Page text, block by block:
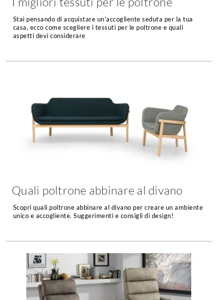
Letti Contenitore
Letti a Scomparsa
Armadio ante Battenti
Cabine Armadio
Armadi su misura
Armadi Angolo
I consigli sugli armadi
Camerette Bambini
Letti a Castello
Lettini
Materassi
Lattice
Memory Foam
Home-Theatre
Porte
Porte Scorrevoli
Portoni
Maniglie
Finestre
Finestre Alluminio
Persiane
Scale
A Chiocciola
Scale Interni
Ringhiere
Stai pensando di acquistare un'accogliente seduta per la tua
casa, ecco come scegliere i tessuti per le poltrone e quali
aspetti devi considerare
Quali poltrone abbinare al divano
Scopri quali poltrone abbinare al divano per creare un ambiente
unico e accogliente. Suggerimenti e consigli di design!